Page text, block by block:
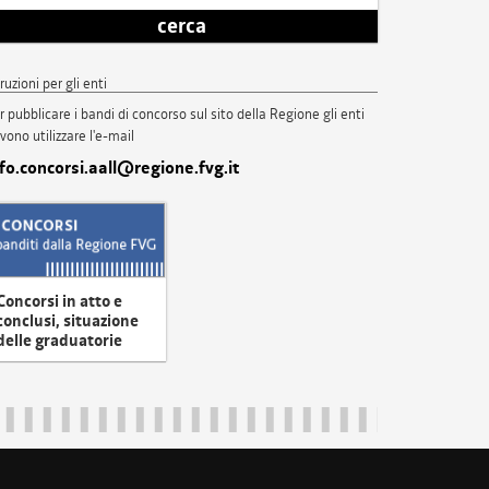
cerca
per gli enti
pubblicare i bandi di concorso sul sito della Regione gli enti
utilizzare l'e-mail
in atto e
situazione
graduatorie